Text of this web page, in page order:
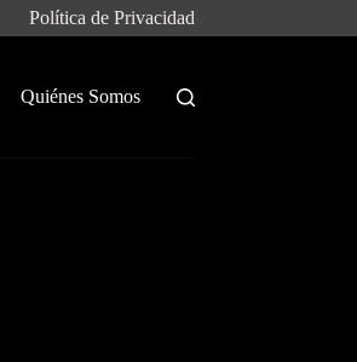
Política de Privacidad
Quiénes Somos